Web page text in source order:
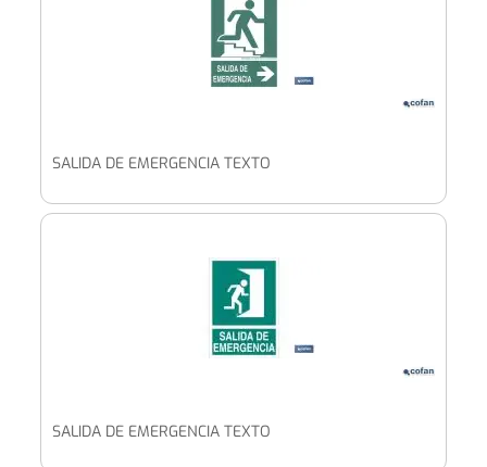
SALIDA DE EMERGENCIA TEXTO
SALIDA DE EMERGENCIA TEXTO